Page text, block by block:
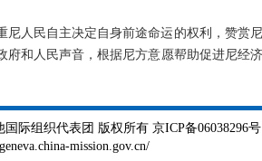
人民自主决定自身前途命运的权利，赞赏
和人民声音，根据尼方意愿帮助促进尼经
际组织代表团 版权所有 京ICP备06038296号
mission.gov.cn/